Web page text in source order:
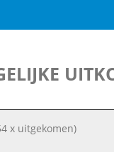
x uitgekomen)